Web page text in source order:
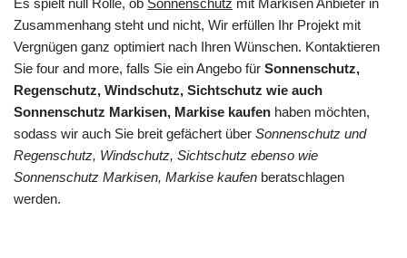
Es spielt null Rolle, ob Sonnenschutz mit Markisen Anbieter in
Zusammenhang steht und nicht, Wir erfüllen Ihr Projekt mit
Vergnügen ganz optimiert nach Ihren Wünschen. Kontaktieren
Sie four and more, falls Sie ein Angebo für Sonnenschutz,
Regenschutz, Windschutz, Sichtschutz wie auch
Sonnenschutz Markisen, Markise kaufen haben möchten,
sodass wir auch Sie breit gefächert über Sonnenschutz und
Regenschutz, Windschutz, Sichtschutz ebenso wie
Sonnenschutz Markisen, Markise kaufen beratschlagen
werden.